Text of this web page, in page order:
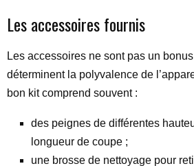
Les accessoires fournis
Les accessoires ne sont pas un
déterminent la polyvalence de
bon kit comprend souvent :
des peignes de différentes
longueur de coupe ;
une brosse de nettoyage pour